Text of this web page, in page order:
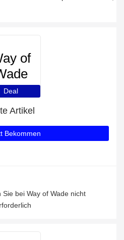
of
Deal
Artikel
Bekommen
bei Way of Wade nicht